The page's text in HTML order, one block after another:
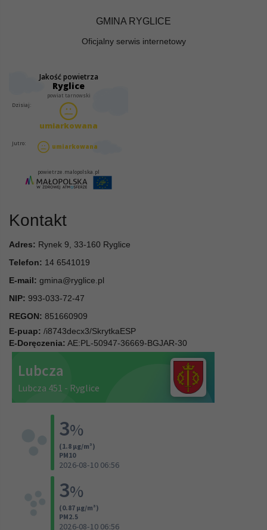
GMINA RYGLICE
Oficjalny serwis internetowy
Kontakt
Adres: Rynek 9, 33-160 Ryglice
Telefon: 14 6541019
E-mail: gmina@ryglice.pl
NIP: 993-033-72-47
REGON: 851660909
E-puap: /i8743decx3/SkrytkaESP
E-Doręczenia: AE:PL-50947-36669-BGJAR-30